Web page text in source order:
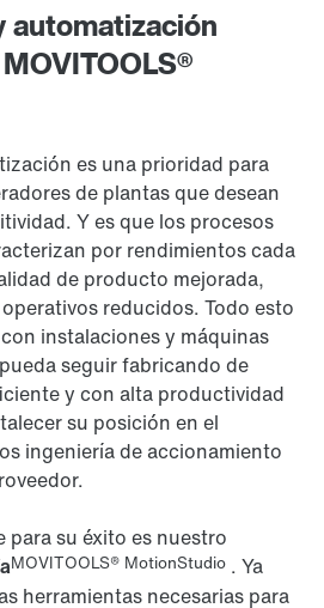
automatización
es una prioridad para
de plantas que desean
Y es que los procesos
por rendimientos cada
de producto mejorada,
reducidos. Todo esto
instalaciones y máquinas
seguir fabricando de
y con alta productividad
su posición en el
ingeniería de accionamiento
para su éxito es nuestro
MOVITOOLS® MotionStudio . Ya
herramientas necesarias para